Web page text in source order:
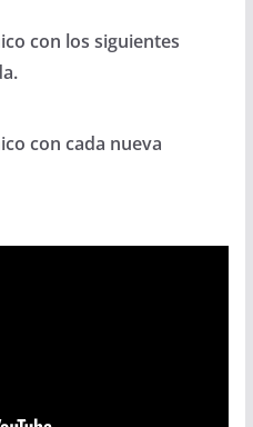
con los siguientes
con cada nueva